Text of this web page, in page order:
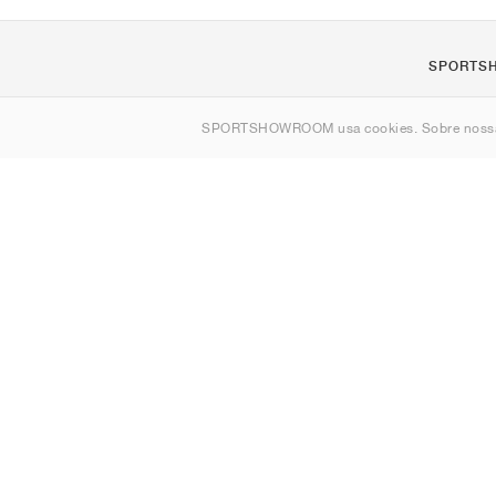
SPORTSHOWROOM usa cookies. Sobre
Contato